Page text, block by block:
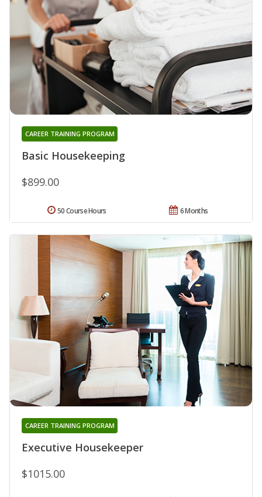
Basic Housekeeping
CAREER TRAINING PROGRAM
$899.00
6 Months
50 Course Hours
Executive Housekeeper
CAREER TRAINING PROGRAM
$1015.00